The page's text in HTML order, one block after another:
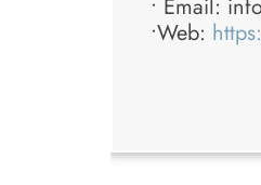
• Email:
•Web: